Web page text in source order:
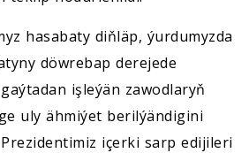
hasabaty diňläp, ýurdumyzda
döwrebap derejede
işleýän zawodlaryň
uly ähmiýet berilýändigini
içerki sarp edijileri